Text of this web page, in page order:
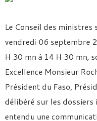
Le Conseil des ministres
vendredi 06 septembre
H 30 mn à 14 H 30 mn,
Excellence Monsieur
Président du Faso,
délibéré sur les
entendu une